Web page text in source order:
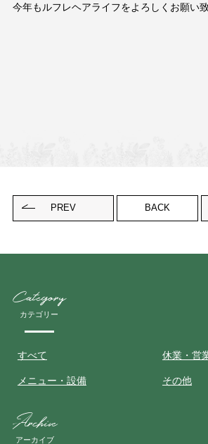
今年もルフレヘアライフをよろしくお願い
PREV BACK
Category
カテゴリー
すべて 休業・営
メニュー・設備 その他
Archive
アーカイブ